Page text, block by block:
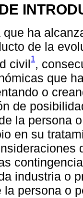
que ha
de la
civil1,
que
o
de
la persona
en su
industria o
la persona o